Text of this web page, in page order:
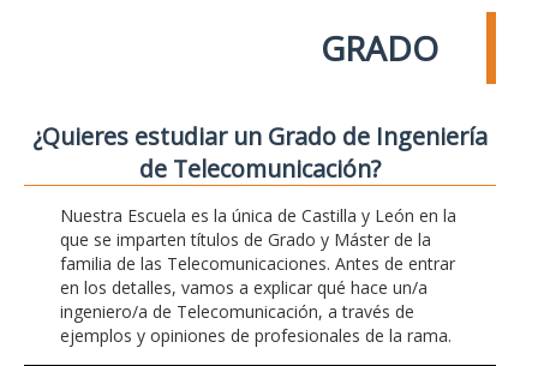
GRADO
¿Quieres estudiar un Grado de Ingeniería
de Telecomunicación?
Nuestra Escuela es la única de Castilla y León en la
que se imparten títulos de Grado y Máster de la
familia de las Telecomunicaciones. Antes de entrar
en los detalles, vamos a explicar qué hace un/a
ingeniero/a de Telecomunicación, a través de
ejemplos y opiniones de profesionales de la rama.